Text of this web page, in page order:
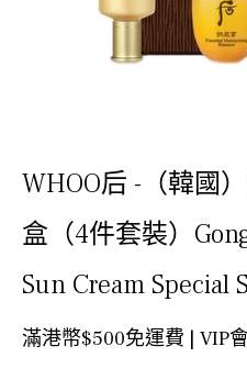
WHOO后 -（韓國
盒（4件套裝）
Sun Cream Special
滿港幣$500免運費 | VIP